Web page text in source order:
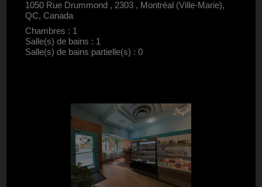
1050 Rue Drummond , 2303 , Montréal (Ville-Marie),
QC, Canada
Chambres : 1
Salle(s) de bains : 1
Salle(s) de bains partielle(s) : 0